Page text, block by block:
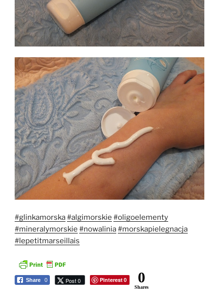
#glinkamorska#algimorskie #oligoelementy
#mineralymorskie #nowalinia#morskapielegnacja
#lepetitmarseillais
Share 0 Post 0 Pinterest0 0
Shares